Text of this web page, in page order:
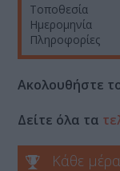
Τοποθεσία
Ημερομηνία
Πληροφορίες
Ακολουθήστε
Δείτε όλα τα
Κάθε